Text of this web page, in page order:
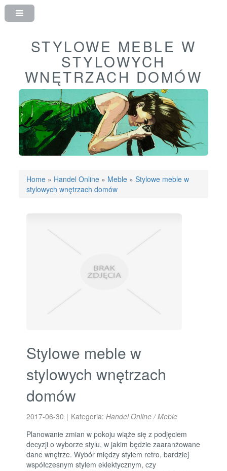
STYLOWE MEBLE W
STYLOWYCH
WNĘTRZACH DOMÓW
Home » Handel Online » Meble »Stylowe meble w
stylowych wnętrzach domów
Stylowe meble w
stylowych wnętrzach
domów
2017-06-30 | Kategoria:Handel Online / Meble
Planowanie zmian w pokoju wiąże się z podjęciem
decyzji o wyborze stylu, w jakim będzie zaaranżowane
dane wnętrze. Wybór między stylem retro, bardziej
współczesnym stylem eklektycznym, czy